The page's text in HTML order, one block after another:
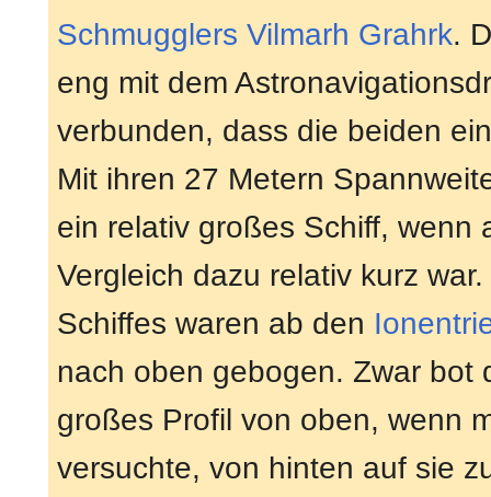
Schmugglers Vilmarh Grahrk.
eng mit dem
verbunden, dass die beiden
Mit ihren 27 Metern
ein relativ großes Schiff, wenn
Vergleich dazu relativ kurz
Schiffes waren ab den
nach oben gebogen. Zwar bot
großes Profil von oben, wenn
versuchte, von hinten auf sie